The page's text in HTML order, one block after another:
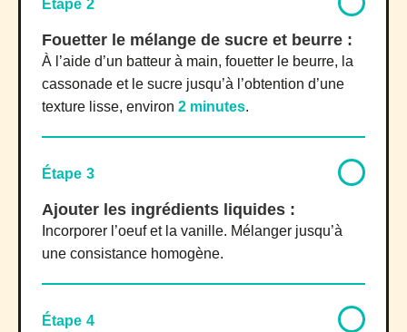
Étape 2
Fouetter le mélange de sucre et beurre :
À l’aide d’un batteur à main, fouetter le beurre, la
cassonade et le sucre jusqu’à l’obtention d’une
texture lisse, environ 2 minutes.
Étape 3
Ajouter les ingrédients liquides :
Incorporer l’oeuf et la vanille. Mélanger jusqu’à
une consistance homogène.
Étape 4